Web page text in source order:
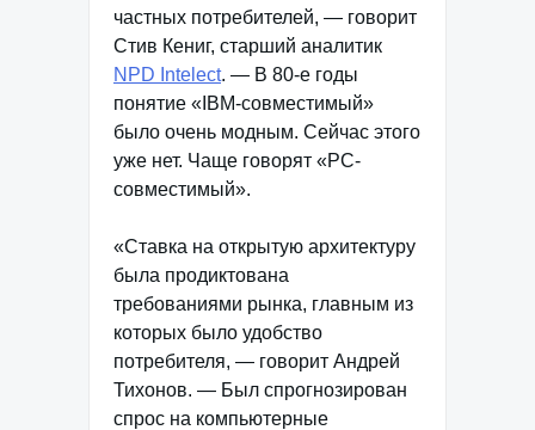
частных потребителей, — говорит
Стив Кениг, старший аналитик
NPD Intelect. — В 80-е годы
понятие «IBM-совместимый»
было очень модным. Сейчас этого
уже нет. Чаще говорят «PC-
совместимый».
«Ставка на открытую архитектуру
была продиктована
требованиями рынка, главным из
которых было удобство
потребителя, — говорит Андрей
Тихонов. — Был спрогнозирован
спрос на компьютерные